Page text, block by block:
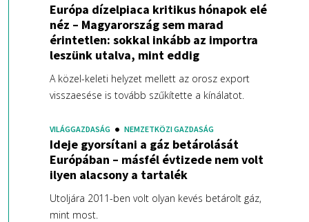
Európa dízelpiaca kritikus hónapok elé
néz – Magyarország sem marad
érintetlen: sokkal inkább az importra
leszünk utalva, mint eddig
A közel-keleti helyzet mellett az orosz export
visszaesése is tovább szűkítette a kínálatot.
VILÁGGAZDASÁG NEMZETKÖZI GAZDASÁG
Ideje gyorsítani a gáz betárolását
Európában – másfél évtizede nem volt
ilyen alacsony a tartalék
Utoljára 2011-ben volt olyan kevés betárolt gáz,
mint most.